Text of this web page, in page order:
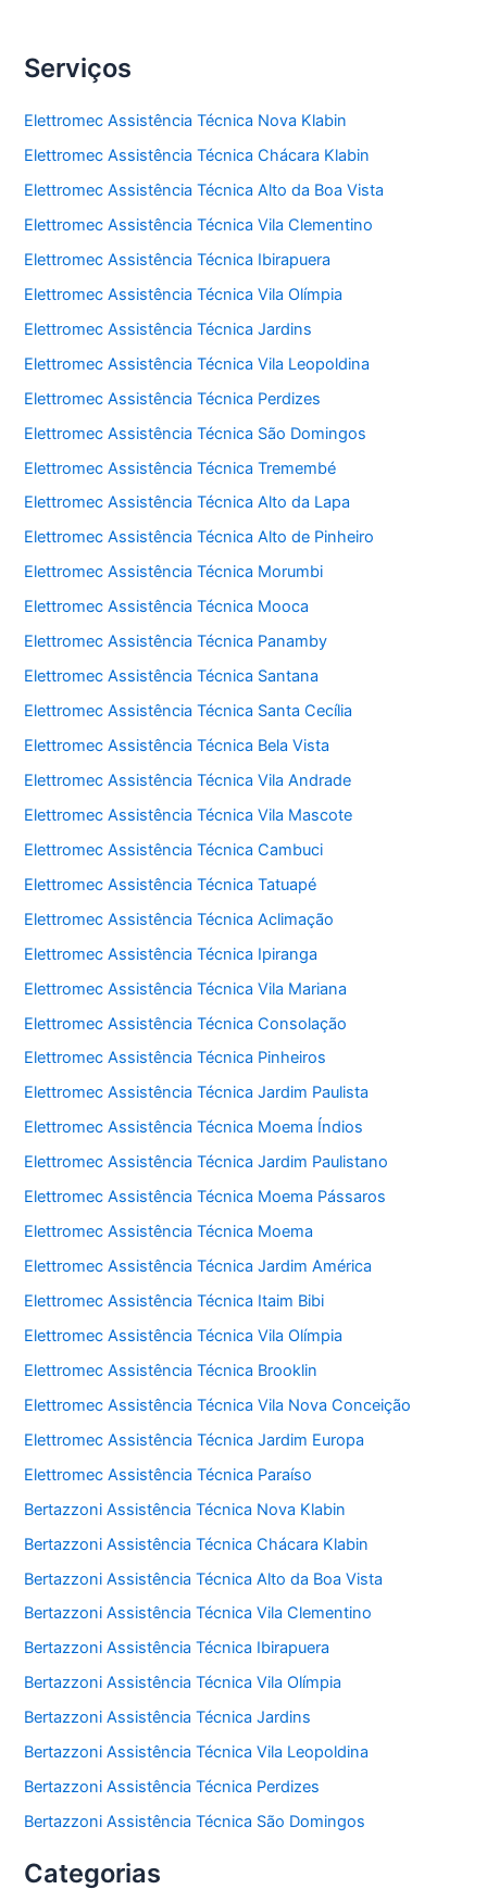
Serviços
Elettromec Assistência Técnica Nova Klabin
Elettromec Assistência Técnica Chácara Klabin
Elettromec Assistência Técnica Alto da Boa Vista
Elettromec Assistência Técnica Vila Clementino
Elettromec Assistência Técnica Ibirapuera
Elettromec Assistência Técnica Vila Olímpia
Elettromec Assistência Técnica Jardins
Elettromec Assistência Técnica Vila Leopoldina
Elettromec Assistência Técnica Perdizes
Elettromec Assistência Técnica São Domingos
Elettromec Assistência Técnica Tremembé
Elettromec Assistência Técnica Alto da Lapa
Elettromec Assistência Técnica Alto de Pinheiro
Elettromec Assistência Técnica Morumbi
Elettromec Assistência Técnica Mooca
Elettromec Assistência Técnica Panamby
Elettromec Assistência Técnica Santana
Elettromec Assistência Técnica Santa Cecília
Elettromec Assistência Técnica Bela Vista
Elettromec Assistência Técnica Vila Andrade
Elettromec Assistência Técnica Vila Mascote
Elettromec Assistência Técnica Cambuci
Elettromec Assistência Técnica Tatuapé
Elettromec Assistência Técnica Aclimação
Elettromec Assistência Técnica Ipiranga
Elettromec Assistência Técnica Vila Mariana
Elettromec Assistência Técnica Consolação
Elettromec Assistência Técnica Pinheiros
Elettromec Assistência Técnica Jardim Paulista
Elettromec Assistência Técnica Moema Índios
Elettromec Assistência Técnica Jardim Paulistano
Elettromec Assistência Técnica Moema Pássaros
Elettromec Assistência Técnica Moema
Elettromec Assistência Técnica Jardim América
Elettromec Assistência Técnica Itaim Bibi
Elettromec Assistência Técnica Vila Olímpia
Elettromec Assistência Técnica Brooklin
Elettromec Assistência Técnica Vila Nova Conceição
Elettromec Assistência Técnica Jardim Europa
Elettromec Assistência Técnica Paraíso
Bertazzoni Assistência Técnica Nova Klabin
Bertazzoni Assistência Técnica Chácara Klabin
Bertazzoni Assistência Técnica Alto da Boa Vista
Bertazzoni Assistência Técnica Vila Clementino
Bertazzoni Assistência Técnica Ibirapuera
Bertazzoni Assistência Técnica Vila Olímpia
Bertazzoni Assistência Técnica Jardins
Bertazzoni Assistência Técnica Vila Leopoldina
Bertazzoni Assistência Técnica Perdizes
Bertazzoni Assistência Técnica São Domingos
Categorias